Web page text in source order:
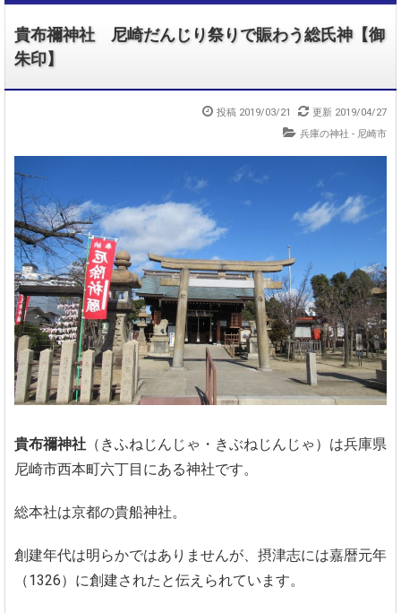
貴布禰神社 尼崎だんじり祭りで賑わう総氏神【御
朱印】
投稿 2019/03/21
更新 2019/04/27
兵庫の神社 - 尼崎市
貴布禰神社 （きふねじんじゃ・きぶねじんじゃ）は兵庫県
尼崎市西本町六丁目にある神社です。
総本社は京都の貴船神社。
創建年代は明らかではありませんが、摂津志には嘉暦元年
（1326）に創建されたと伝えられています。